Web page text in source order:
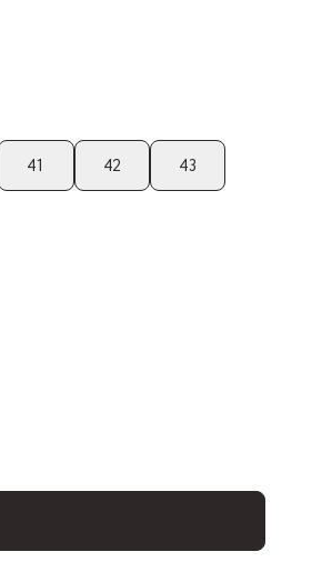
41 42 43